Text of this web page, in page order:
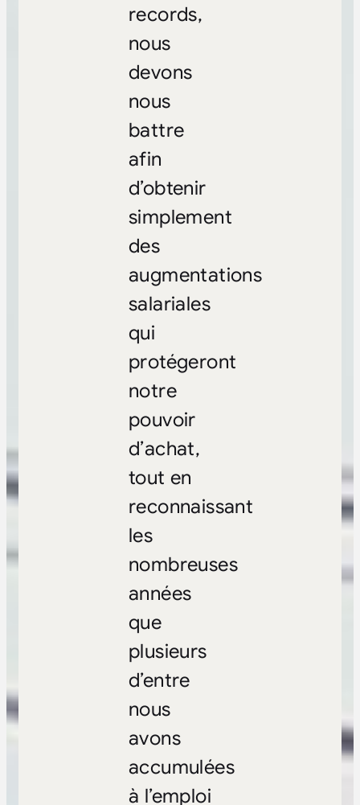
records,
nous
devons
nous
battre
afin
d’obtenir
simplement
des
augmentations
salariales
qui
protégeront
notre
pouvoir
d’achat,
tout en
reconnaissant
les
nombreuses
années
que
plusieurs
d’entre
nous
avons
accumulées
à l’emploi